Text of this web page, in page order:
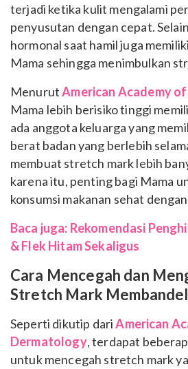
terjadi ketika kulit mengalami
penyusutan dengan cepat.
hormonal saat hamil juga
Mama sehingga menimbulkan
MenurutAmerican Academy
Mama lebih berisiko tinggi
ada anggota keluarga yang
berat badan yang berlebih
membuat stretch mark lebih
karena itu, penting bagi Mama
konsumsi makanan sehat
Baca juga: Rekomendasi
& Flek Hitam Sekaligus
Cara Mencegah dan
Stretch Mark Membandel
Seperti dikutip dariAmerican
Dermatology, terdapat
untuk mencegah stretch mark